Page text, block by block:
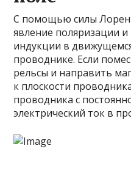
С помощью силы
явление поляризации
индукции в
проводнике. Если
рельсы и направить
к плоскости
проводника с
электрический ток в